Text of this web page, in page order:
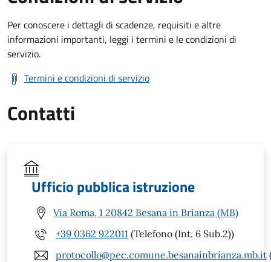
Per conoscere i dettagli di scadenze, requisiti e altre
informazioni importanti, leggi i termini e le condizioni di
servizio.
Termini e condizioni di servizio
Contatti
Ufficio pubblica istruzione
Via Roma, 1 20842 Besana in Brianza (MB)
+39 0362 922011 (Telefono (Int. 6 Sub.2))
protocollo@pec.comune.besanainbrianza.mb.it